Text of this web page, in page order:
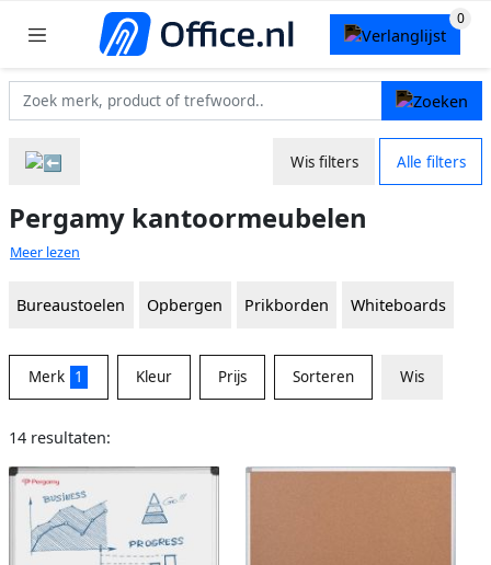
Wis filters Alle filters
Pergamy kantoormeubelen
Meer lezen
Bureaustoelen Opbergen Prikborden Whiteboards
Merk 1 Kleur Prijs Sorteren Wis
14 resultaten: